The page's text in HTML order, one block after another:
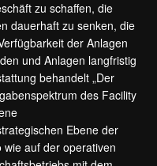
zu schaffen, die
dauerhaft zu senken, die
der Anlagen
und Anlagen langfristig
behandelt „Der
des Facility
Ebene der
auf der operativen